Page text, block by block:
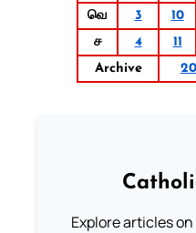
வெ
3 10
ச
4 11
Archive
Explore articles